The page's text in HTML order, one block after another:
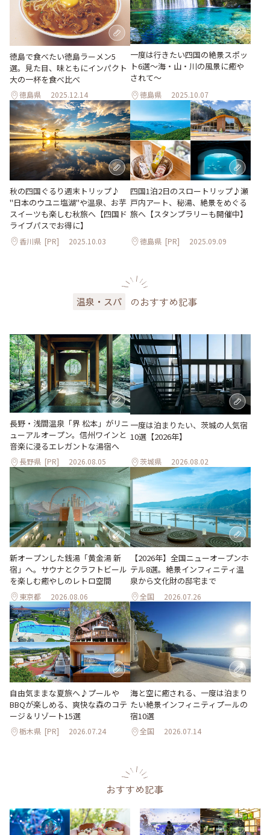
徳島で食べたい徳島ラーメン5
選。見た目、味ともにインパクト
大の一杯を食べ比べ
徳島県 2025.12.14
一度は行きたい四国の絶景スポッ
ト6選〜海・山・川の風景に癒や
されて〜
徳島県 2025.10.07
秋の四国ぐるり週末トリップ♪
"日本のウユニ塩湖"や温泉、お芋
スイーツも楽しむ秋旅へ【四国ド
ライブパスでお得に】
香川県 [PR] 2025.10.03
四国1泊2日のスロートリップ♪瀬
戸内アート、秘湯、絶景をめぐる
旅へ【スタンプラリーも開催中】
徳島県 [PR] 2025.09.09
温泉・スパ のおすすめ記事
長野・浅間温泉「界 松本」がリニ
ューアルオープン。信州ワインと
音楽に浸るエレガントな湯宿へ
長野県 [PR] 2026.08.05
一度は泊まりたい、茨城の人気宿
10選【2026年】
茨城県 2026.08.02
新オープンした銭湯「黄金湯 新
宿」へ。サウナとクラフトビール
を楽しむ癒やしのレトロ空間
東京都 2026.08.06
【2026年】全国ニューオープンホ
テル8選。絶景インフィニティ温
泉から文化財の邸宅まで
全国 2026.07.26
自由気ままな夏旅へ♪プールや
BBQが楽しめる、爽快な森のコテ
ージ＆リゾート15選
栃木県 [PR] 2026.07.24
海と空に癒される、一度は泊まり
たい絶景インフィニティプールの
宿10選
全国 2026.07.14
おすすめ記事